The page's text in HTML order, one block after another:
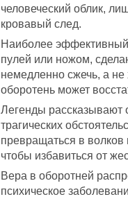
человеческий облик,
кровавый след.
Наиболее эффективный
пулей или ножом,
немедленно сжечь, а не
оборотень может
Легенды рассказывают
трагических
превращаться в
чтобы избавиться от
Вера в оборотней
психическое